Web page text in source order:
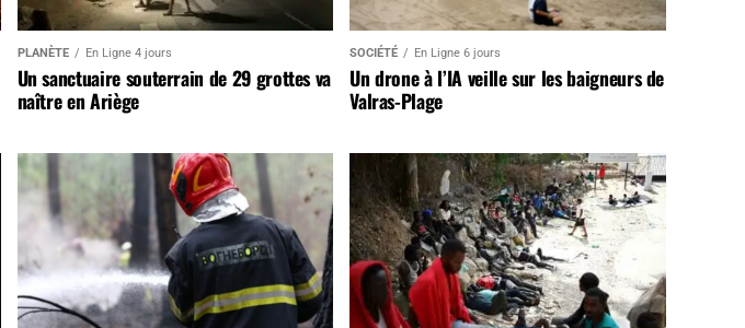
PLANÈTE En Ligne 4 jours
Un sanctuaire souterrain de 29 grottes va
naître en Ariège
SOCIÉTÉ En Ligne 6 jours
Un drone à l’IA veille sur les baigneurs de
Valras-Plage